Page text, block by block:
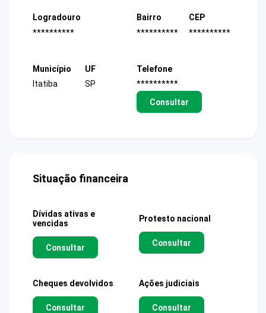
Logradouro
**********
Bairro
**********
CEP
**********
Município
Itatiba
UF
SP
Telefone
**********
Consultar
Situação financeira
Dívidas ativas e
vencidas
Consultar
Protesto nacional
Consultar
Cheques devolvidos
Consultar
Ações judiciais
Consultar